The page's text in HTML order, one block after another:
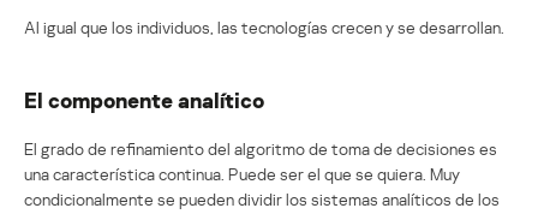
Al igual que los individuos, las tecnologías crecen y se desarrollan.
El componente analítico
El grado de refinamiento del algoritmo de toma de decisiones es
una característica continua. Puede ser el que se quiera. Muy
condicionalmente se pueden dividir los sistemas analíticos de los